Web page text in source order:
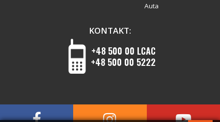
Auta
KONTAKT:
+48 500 00 LCAC
+48 500 00 5222